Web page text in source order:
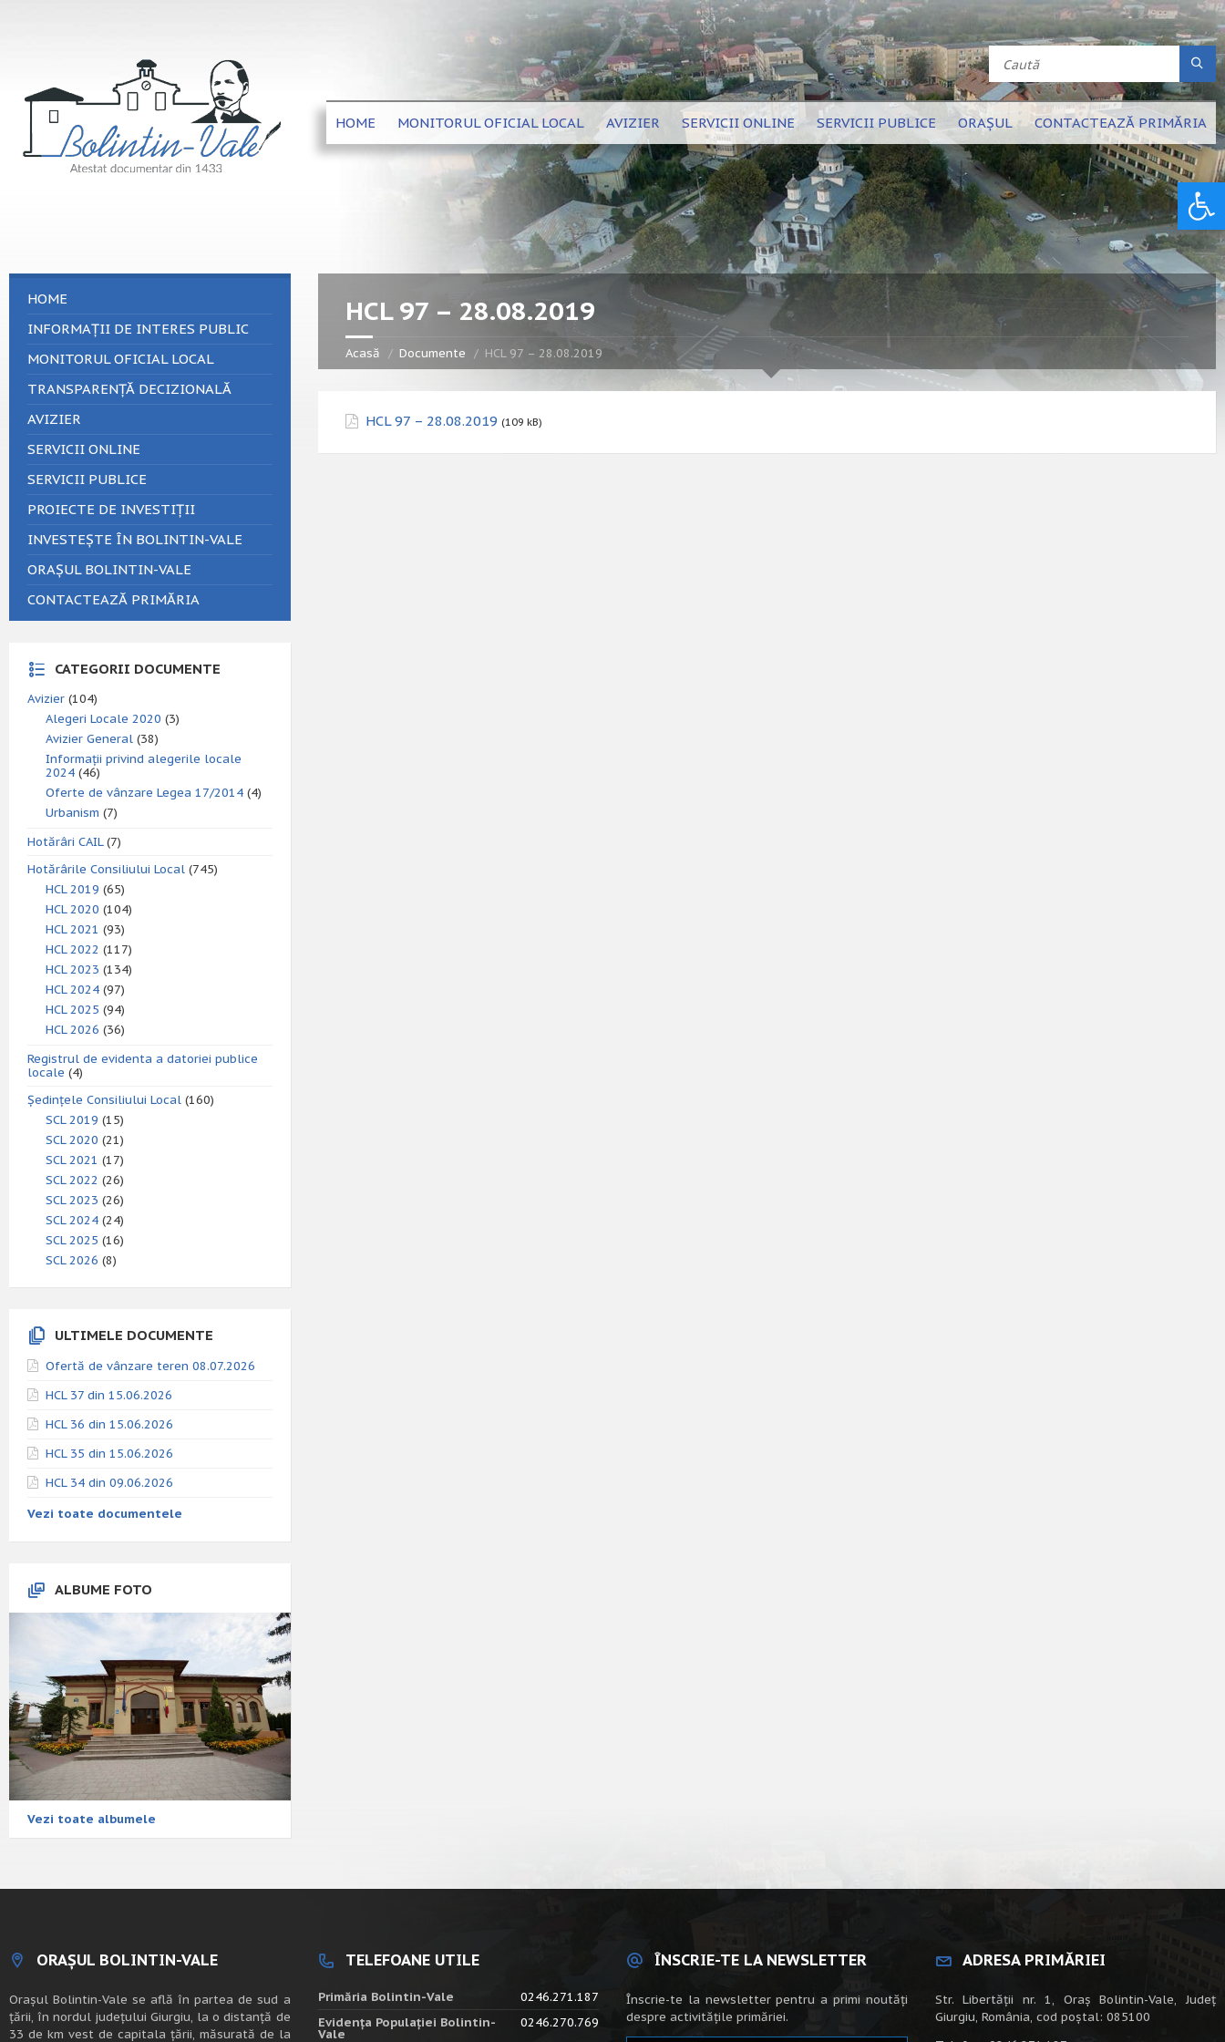
HOME MONITORUL OFICIAL LOCAL AVIZIER SERVICII ONLINE SERVICII PUBLICE ORAȘUL CONTACTEAZĂ PRIMĂRIA
HCL 97 – 28.08.2019
Acasă Documente HCL 97 – 28.08.2019
HCL 97 – 28.08.2019 (109 kB)
HOME
INFORMAȚII DE INTERES PUBLIC
MONITORUL OFICIAL LOCAL
TRANSPARENȚĂ DECIZIONALĂ
AVIZIER
SERVICII ONLINE
SERVICII PUBLICE
PROIECTE DE INVESTIȚII
INVESTEȘTE ÎN BOLINTIN-VALE
ORAȘUL BOLINTIN-VALE
CONTACTEAZĂ PRIMĂRIA
CATEGORII DOCUMENTE
Avizier (104)
Alegeri Locale 2020 (3)
Avizier General (38)
Informații privind alegerile locale
2024 (46)
Oferte de vânzare Legea 17/2014 (4)
Urbanism (7)
Hotărâri CAIL(7)
Hotărârile Consiliului Local (745)
HCL 2019 (65)
HCL 2020 (104)
HCL 2021 (93)
HCL 2022 (117)
HCL 2023 (134)
HCL 2024 (97)
HCL 2025 (94)
HCL 2026 (36)
Registrul de evidenta a datoriei publice
locale (4)
Ședințele Consiliului Local (160)
SCL 2019 (15)
SCL 2020 (21)
SCL 2021 (17)
SCL 2022 (26)
SCL 2023 (26)
SCL 2024 (24)
SCL 2025 (16)
SCL 2026 (8)
ULTIMELE DOCUMENTE
Ofertă de vânzare teren 08.07.2026
HCL 37 din 15.06.2026
HCL 36 din 15.06.2026
HCL 35 din 15.06.2026
HCL 34 din 09.06.2026
Vezi toate documentele
ALBUME FOTO
Vezi toate albumele
ORAȘUL BOLINTIN-VALE
Oraşul Bolintin-Vale se află în partea de sud a
ţării, în nordul judeţului Giurgiu, la o distanţă de
33 de km vest de capitala țării, măsurată de la
TELEFOANE UTILE
Primăria Bolintin-Vale
0246.271.187
Evidența Populației Bolintin-
Vale
0246.270.769
ÎNSCRIE-TE LA NEWSLETTER
Înscrie-te la newsletter pentru a primi noutăți
despre activitățile primăriei.
ADRESA PRIMĂRIEI
Str. Libertății nr. 1, Oraș Bolintin-Vale, Județ
Giurgiu, România, cod poștal: 085100
Deschide bara de unelte